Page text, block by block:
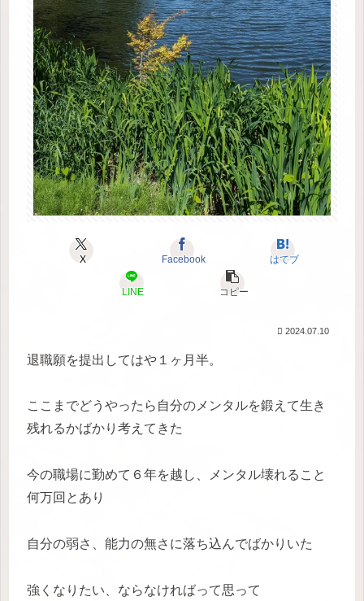
X Facebook はてブ
LINE コピー
2024.07.10
退職願を提出してはや１ヶ月半。
ここまでどうやったら自分のメンタルを鍛えて生き
残れるかばかり考えてきた
今の職場に勤めて６年を越し、メンタル壊れること
何万回とあり
自分の弱さ、能力の無さに落ち込んでばかりいた
強くなりたい、ならなければって思って